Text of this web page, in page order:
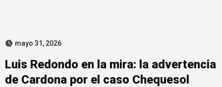
mayo 31, 2026
Luis Redondo en la mira: la advertencia
de Cardona por el caso Chequesol